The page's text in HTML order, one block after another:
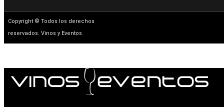
Copyright © Todos los derechos
reservados. Vinos y Eventos